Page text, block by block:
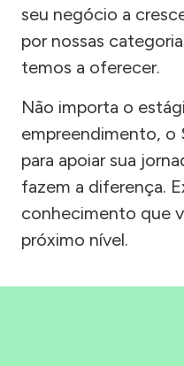
seu negócio a
por nossas
temos a oferecer.
Não importa o
empreendimento, o
para apoiar sua
fazem a diferença.
conhecimento que
próximo nível.